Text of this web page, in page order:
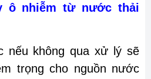
ô nhiễm từ nước thải
nếu không qua xử lý sẽ
trọng cho nguồn nước